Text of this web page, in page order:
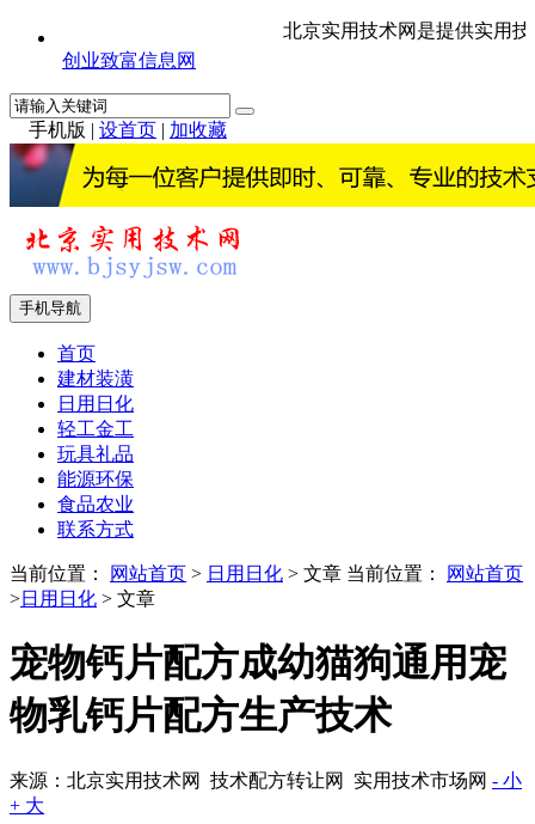
北京实用技术网是提供实用
创业致富信息网
手机版 | 设首页 | 加收藏
手机导航
首页
建材装潢
日用日化
轻工金工
玩具礼品
能源环保
食品农业
联系方式
当前位置： 网站首页 > 日用日化 > 文章 当前位置：
网站首页
>日用日化 > 文章
宠物钙片配方成幼猫狗通用宠
物乳钙片配方生产技术
来源：北京实用技术网 技术配方转让网 实用技术市场网 - 小
+ 大